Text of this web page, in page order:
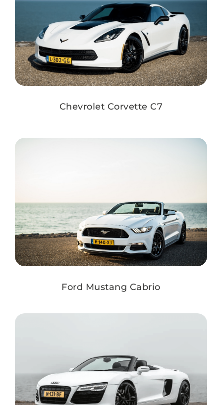
Chevrolet Corvette C7
Ford Mustang Cabrio